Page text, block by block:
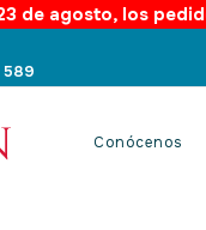
de agosto, los
Conócenos